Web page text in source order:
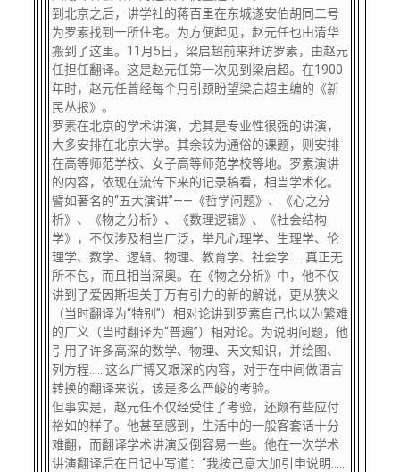
到北京之后，讲学社的蒋百里在东城遂安伯胡同二号
为罗素找到一所住宅。为方便起见，赵元任也由清华
搬到了这里。 11月5日，梁启超前来拜访罗素，由赵元
任担任翻译。这是赵元任第一次见到梁启超。在1900
年时，赵元任曾经每个月引颈盼望梁启超主编的《新
民丛报》。
罗素在北京的学术讲演，尤其是专业性很强的讲演，
大多安排在北京大学。其余较为通俗的课题，则安排
在高等师范学校、女子高等师范学校等地。罗素演讲
的内容，依现在流传下来的记录稿看，相当学术化。
譬如著名的“五大演讲”——《哲学问题》、《心之分
析》、《物之分析》、《数理逻辑》、《社会结构
学》，不仅涉及相当广泛，举凡心理学、生理学、伦
理学、数学、逻辑、物理、教育学、社会学……真正无
所不包，而且相当深奥。在《物之分析》中，他不仅
讲到了爱因斯坦关于万有引力的新的解说，更从狭义
（当时翻译为“特别”）相对论讲到罗素自己也以为繁难
的广义（当时翻译为“普遍”）相对论。为说明问题，他
引用了许多高深的数学、物理、天文知识，并绘图、
列方程……这么广博又艰深的内容，对于在中间做语言
转换的翻译来说，该是多么严峻的考验。
但事实是，赵元任不仅经受住了考验，还颇有些应付
裕如的样子。他甚至感到，生活中的一般客套话十分
难翻，而翻译学术讲演反倒容易一些。他在一次学术
讲演翻译后在日记中写道： “我按己意大加引申说明……